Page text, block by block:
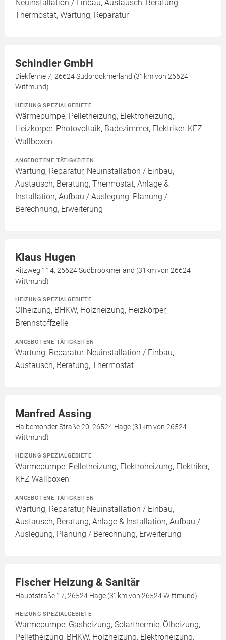
Neuinstallation / Einbau, Austausch, Beratung,
Thermostat, Wartung, Reparatur
Schindler GmbH
Diekfenne 7, 26624 Südbrookmerland (31km von 26624
Wittmund)
HEIZUNG SPEZIALGEBIETE
Wärmepumpe, Pelletheizung, Elektroheizung,
Heizkörper, Photovoltaik, Badezimmer, Elektriker, KFZ
Wallboxen
ANGEBOTENE TÄTIGKEITEN
Wartung, Reparatur, Neuinstallation / Einbau,
Austausch, Beratung, Thermostat, Anlage &
Installation, Aufbau / Auslegung, Planung /
Berechnung, Erweiterung
Klaus Hugen
Ritzweg 114, 26624 Südbrookmerland (31km von 26624
Wittmund)
HEIZUNG SPEZIALGEBIETE
Ölheizung, BHKW, Holzheizung, Heizkörper,
Brennstoffzelle
ANGEBOTENE TÄTIGKEITEN
Wartung, Reparatur, Neuinstallation / Einbau,
Austausch, Beratung, Thermostat
Manfred Assing
Halbemonder Straße 20, 26524 Hage (31km von 26524
Wittmund)
HEIZUNG SPEZIALGEBIETE
Wärmepumpe, Pelletheizung, Elektroheizung, Elektriker,
KFZ Wallboxen
ANGEBOTENE TÄTIGKEITEN
Wartung, Reparatur, Neuinstallation / Einbau,
Austausch, Beratung, Anlage & Installation, Aufbau /
Auslegung, Planung / Berechnung, Erweiterung
Fischer Heizung & Sanitär
Hauptstraße 17, 26524 Hage (31km von 26524 Wittmund)
HEIZUNG SPEZIALGEBIETE
Wärmepumpe, Gasheizung, Solarthermie, Ölheizung,
Pelletheizung, BHKW, Holzheizung, Elektroheizung,